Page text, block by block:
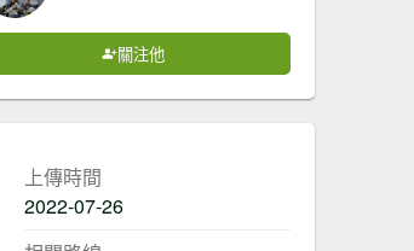
關注他
上傳時間
2022-07-26